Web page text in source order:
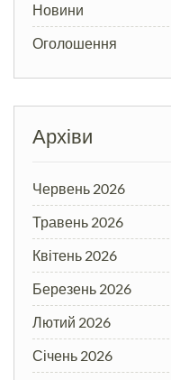
Новини
Оголошення
Архіви
Червень 2026
Травень 2026
Квітень 2026
Березень 2026
Лютий 2026
Січень 2026